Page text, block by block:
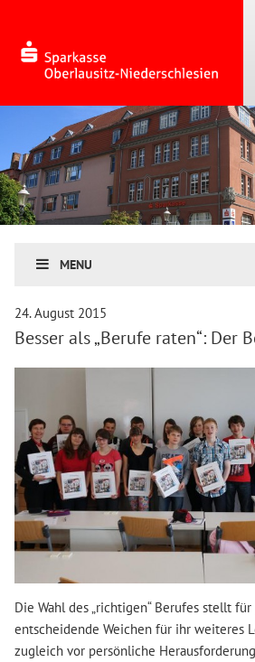
MENU
24. August 2015
Besser als „Berufe raten“: Der
Die Wahl des „richtigen“ Berufes stellt
entscheidende Weichen für ihr weiteres
zugleich vor persönliche